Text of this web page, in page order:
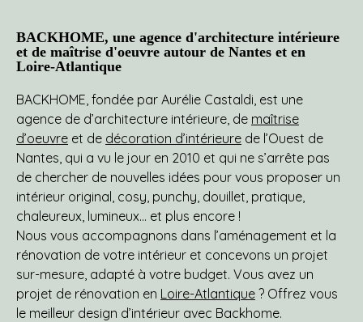
BACKHOME, une agence d'architecture intérieure
et de maîtrise d'oeuvre autour de Nantes et en
Loire-Atlantique
BACKHOME, fondée par Aurélie Castaldi, est une
agence de d’architecture intérieure, de maîtrise
d’oeuvre et de décoration d’intérieure de l’Ouest de
Nantes, qui a vu le jour en 2010 et qui ne s’arrête pas
de chercher de nouvelles idées pour vous proposer un
intérieur original, cosy, punchy, douillet, pratique,
chaleureux, lumineux… et plus encore !
Nous vous accompagnons dans l’aménagement et la
rénovation de votre intérieur et concevons un projet
sur-mesure, adapté à votre budget. Vous avez un
projet de rénovation en Loire-Atlantique ? Offrez vous
le meilleur design d’intérieur avec Backhome.